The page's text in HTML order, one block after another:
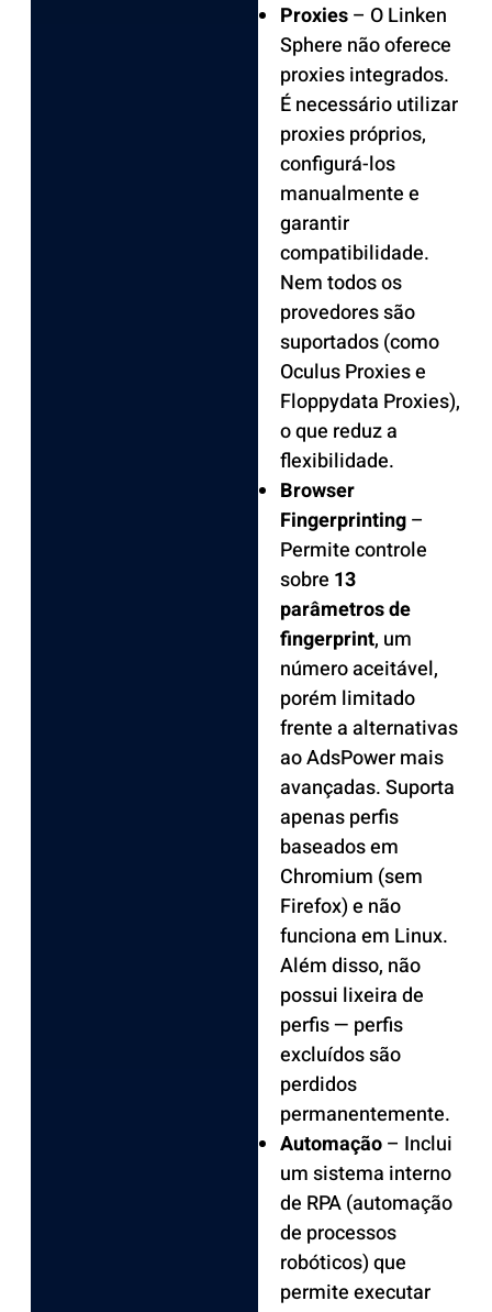
Proxies– O Linken
Sphere não oferece
proxies integrados.
É necessário utilizar
proxies próprios,
configurá-los
manualmente e
garantir
compatibilidade.
Nem todos os
provedores são
suportados (como
Oculus Proxies e
Floppydata Proxies),
o que reduz a
flexibilidade.
Browser
Fingerprinting–
Permite controle
sobre 13
parâmetros de
fingerprint, um
número aceitável,
porém limitado
frente a alternativas
ao AdsPower mais
avançadas. Suporta
apenas perfis
baseados em
Chromium (sem
Firefox) e não
funciona em Linux.
Além disso, não
possui lixeira de
perfis — perfis
excluídos são
perdidos
permanentemente.
Automação– Inclui
um sistema interno
de RPA (automação
de processos
robóticos) que
permite executar